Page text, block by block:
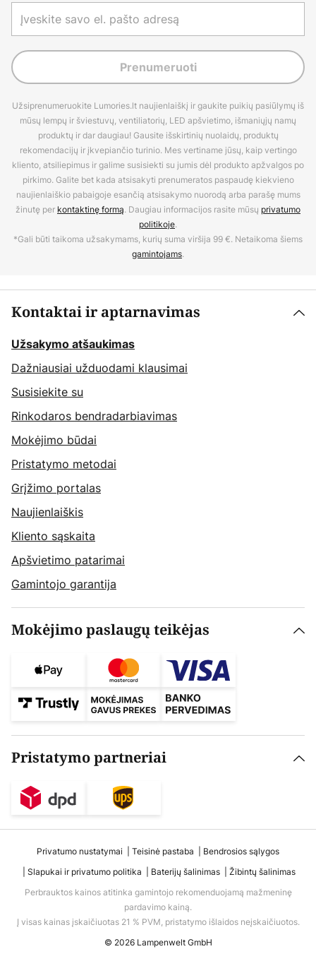
Prenumeruoti
Užsiprenumeruokite Lumories.lt naujienlaiškį ir gaukite puikių pasiūlymų iš
mūsų lempų ir šviestuvų, ventiliatorių, LED apšvietimo, išmaniųjų namų
produktų ir dar daugiau! Gausite išskirtinių nuolaidų, produktų
rekomendacijų ir įkvepiančio turinio. Mes vertiname jūsų, kaip vertingo
kliento, atsiliepimus ir galime susisiekti su jumis dėl produkto apžvalgos po
pirkimo. Galite bet kada atsisakyti prenumeratos paspaudę kiekvieno
naujienlaiškio pabaigoje esančią atsisakymo nuorodą arba parašę mums
žinutę per kontaktinę formą. Daugiau informacijos rasite mūsų privatumo
politikoje.
*Gali būti taikoma užsakymams, kurių suma viršija 99 €. Netaikoma šiems
gamintojams.
Kontaktai ir aptarnavimas
Užsakymo atšaukimas
Dažniausiai užduodami klausimai
Susisiekite su
Rinkodaros bendradarbiavimas
Mokėjimo būdai
Pristatymo metodai
Grįžimo portalas
Naujienlaiškis
Kliento sąskaita
Apšvietimo patarimai
Gamintojo garantija
Mokėjimo paslaugų teikėjas
Pristatymo partneriai
Privatumo nustatymai Teisinė pastaba
Bendrosios sąlygos
Slapukai ir privatumo politika
Baterijų šalinimas
Žibintų šalinimas
Perbrauktos kainos atitinka gamintojo rekomenduojamą mažmeninę
pardavimo kainą.
Į visas kainas įskaičiuotas 21 % PVM, pristatymo išlaidos neįskaičiuotos.
© 2026 Lampenwelt GmbH